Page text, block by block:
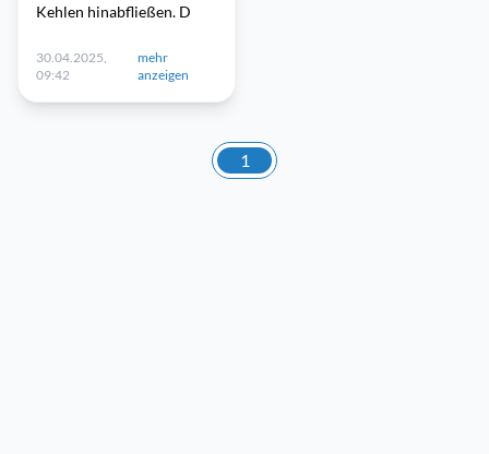
Kehlen hinabfließen. D
30.04.2025,
09:42
mehr
anzeigen
1